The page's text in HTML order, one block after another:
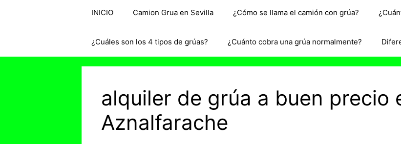
INICIO Camion Grua en Sevilla ¿Cómo se llama el camión con grúa?
¿Cuáles son los 4 tipos de grúas? ¿Cuánto cobra una grúa normalmente?
alquiler de grúa a buen precio
Aznalfarache